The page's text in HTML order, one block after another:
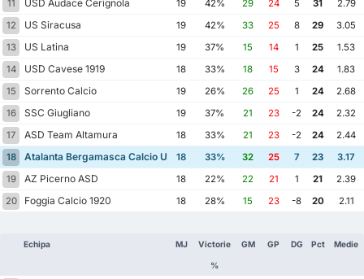
11
USD Audace Cerignola 19 42% 29 24 5 31
2.79
12
US Siracusa 19 42% 33 25 8 29
3.05
13
US Latina 19 37% 15 14 1 25
1.53
14
USD Cavese 1919 18 33% 18 15 3 24
1.83
15
Sorrento Calcio 19 26% 26 25 1 24
2.68
16
SSC Giugliano 19 37% 21 23 -2 24
2.32
17
ASD Team Altamura 18 33% 21 23 -2 24
2.44
18
Atalanta Bergamasca Calcio U2318 33% 32 25 7 23
3.17
19
AZ Picerno ASD 18 22% 22 21 1 21
2.39
20
Foggia Calcio 1920 18 28% 15 23 -8 20 2.11
Echipa MJ Victorie
%
GM GP DG Pct Medie